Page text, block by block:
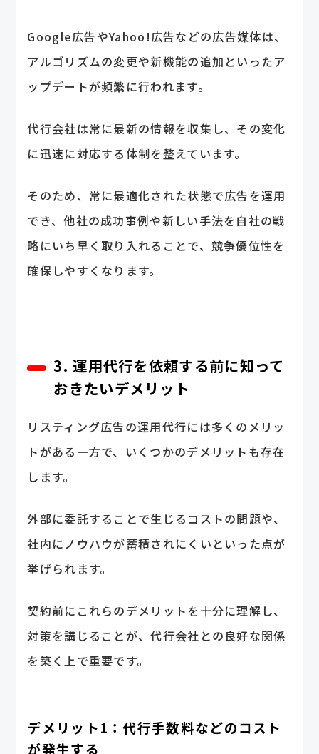
Google広告やYahoo!広告などの広告媒体は、
アルゴリズムの変更や新機能の追加といったア
ップデートが頻繁に行われます。
代行会社は常に最新の情報を収集し、その変化
に迅速に対応する体制を整えています。
そのため、常に最適化された状態で広告を運用
でき、他社の成功事例や新しい手法を自社の戦
略にいち早く取り入れることで、競争優位性を
確保しやすくなります。
3. 運用代行を依頼する前に知って
おきたいデメリット
リスティング広告の運用代行には多くのメリッ
トがある一方で、いくつかのデメリットも存在
します。
外部に委託することで生じるコストの問題や、
社内にノウハウが蓄積されにくいといった点が
挙げられます。
契約前にこれらのデメリットを十分に理解し、
対策を講じることが、代行会社との良好な関係
を築く上で重要です。
デメリット1：代行手数料などのコスト
が発生する